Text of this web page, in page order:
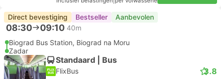
Direct bevestiging Bestseller Aanbevolen
08:30 09:10 40m
Biograd Bus Station, Biograd na Moru
Zadar
Standaard | Bus
FlixBus 3.8